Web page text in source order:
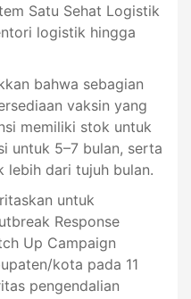
Satu Sehat Logistik
logistik hingga
bahwa sebagian
vaksin yang
memiliki stok untuk
untuk 5–7 bulan, serta
lebih dari tujuh bulan.
untuk
Response
Up Campaign
kota pada 11
pengendalian